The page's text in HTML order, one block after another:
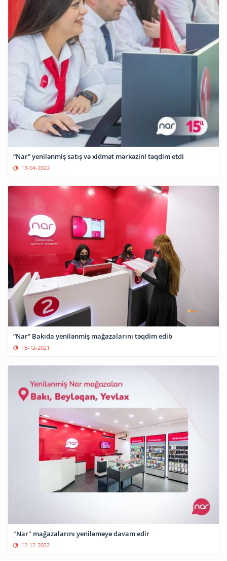
“Nar” yenilənmiş satış və xidmət mərkəzini təqdim etdi
13-04-2022
“Nar” Bakıda yenilənmiş mağazalarını təqdim edib
16-12-2021
"Nar" mağazalarını yeniləməyə davam edir
12-12-2022